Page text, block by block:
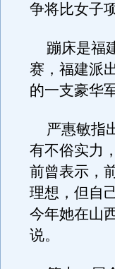
争将比女子
蹦床是福
赛，福建派
的一支豪华
严惠敏指
有不俗实力
前曾表示，
理想，但自
今年她在山
说。